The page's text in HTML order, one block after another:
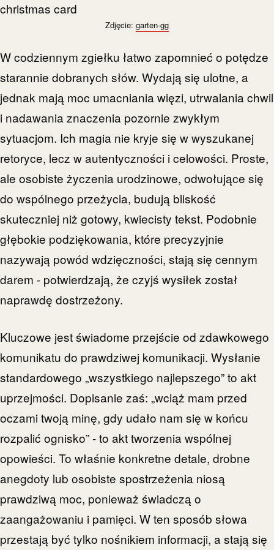
Zdjęcie: garten-gg
W codziennym zgiełku łatwo zapomnieć o potędze
starannie dobranych słów. Wydają się ulotne, a
jednak mają moc umacniania więzi, utrwalania chwil
i nadawania znaczenia pozornie zwykłym
sytuacjom. Ich magia nie kryje się w wyszukanej
retoryce, lecz w autentyczności i celowości. Proste,
ale osobiste życzenia urodzinowe, odwołujące się
do wspólnego przeżycia, budują bliskość
skuteczniej niż gotowy, kwiecisty tekst. Podobnie
głębokie podziękowania, które precyzyjnie
nazywają powód wdzięczności, stają się cennym
darem - potwierdzają, że czyjś wysiłek został
naprawdę dostrzeżony.
Kluczowe jest świadome przejście od zdawkowego
komunikatu do prawdziwej komunikacji. Wysłanie
standardowego „wszystkiego najlepszego” to akt
uprzejmości. Dopisanie zaś: „wciąż mam przed
oczami twoją minę, gdy udało nam się w końcu
rozpalić ognisko” - to akt tworzenia wspólnej
opowieści. To właśnie konkretne detale, drobne
anegdoty lub osobiste spostrzeżenia niosą
prawdziwą moc, ponieważ świadczą o
zaangażowaniu i pamięci. W ten sposób słowa
przestają być tylko nośnikiem informacji, a stają się